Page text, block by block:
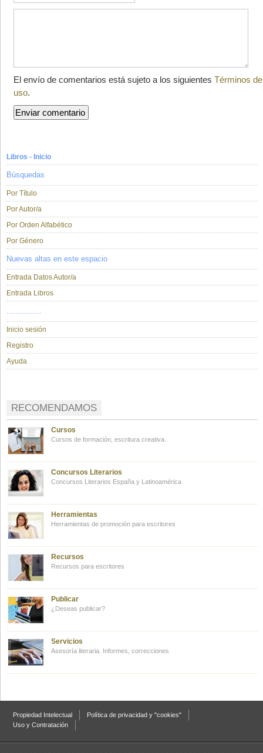
El envío de comentarios está sujeto a los siguientes Términos de
uso.
Libros - Inicio
Búsquedas
Por Título
Por Autor/a
Por Orden Alfabético
Por Género
Nuevas altas en este espacio
Entrada Datos Autor/a
Entrada Libros
...............
Inicio sesión
Registro
Ayuda
RECOMENDAMOS
Cursos
Cursos de formación, escritura creativa.
Concursos Literarios
Concursos Literarios España y Latinoamérica
Herramientas
Herramientas de promoción para escritores
Recursos
Recursos para escritores
Publicar
¿Deseas publicar?
Servicios
Asesoría literaria. Informes, correcciones
Propiedad Intelectual
Política de privacidad y "cookies"
Uso y Contratación